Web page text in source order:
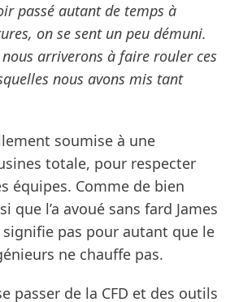
passé autant de temps à
on se sent un peu démuni.
arriverons à faire rouler ces
nous avons mis tant
soumise à une
totale, pour respecter
équipes. Comme de bien
que l’a avoué sans fard James
pas pour autant que le
ne chauffe pas.
passer de la CFD et des outils